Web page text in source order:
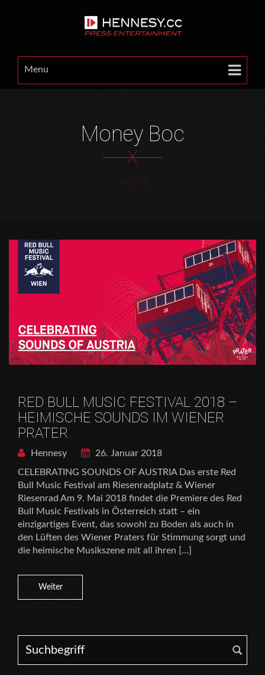
Menu
Money Boc
X
HOME
RED BULL MUSIC FESTIVAL 2018 –
HEIMISCHE SOUNDS IM WIENER
PRATER
Hennesy
26. Januar 2018
CELEBRATING SOUNDS OF AUSTRIA Das erste Red
Bull Music Festival am Riesenradplatz & Wiener
Riesenrad Am 9. Mai 2018 findet die Premiere des Red
Bull Music Festivals in Österreich statt – ein
einzigartiges Event, das sowohl zu Boden als auch in
den Lüften des Wiener Praters für Stimmung sorgt und
die heimische Musikszene mit all ihren […]
Weiter
Search for: